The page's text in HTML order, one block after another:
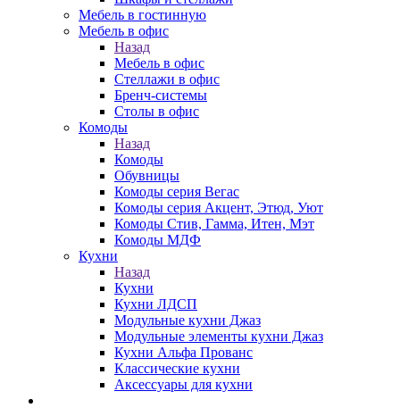
Мебель в гостинную
Мебель в офис
Назад
Мебель в офис
Стеллажи в офис
Бренч-системы
Столы в офис
Комоды
Назад
Комоды
Обувницы
Комоды серия Вегас
Комоды серия Акцент, Этюд, Уют
Комоды Стив, Гамма, Итен, Мэт
Комоды МДФ
Кухни
Назад
Кухни
Кухни ЛДСП
Модульные кухни Джаз
Модульные элементы кухни Джаз
Кухни Альфа Прованс
Классические кухни
Аксессуары для кухни